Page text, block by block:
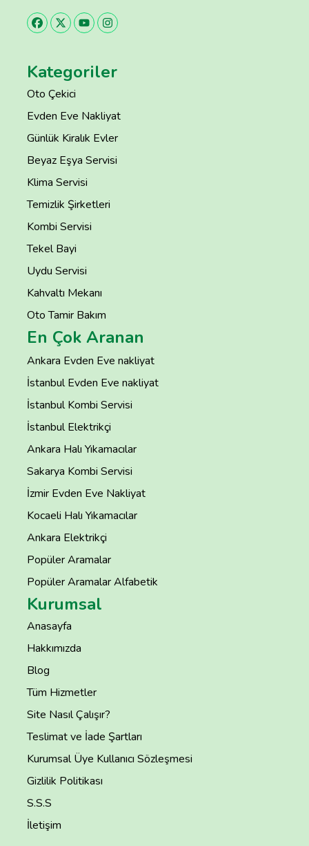
Kategoriler
Oto Çekici
Evden Eve Nakliyat
Günlük Kiralık Evler
Beyaz Eşya Servisi
Klima Servisi
Temizlik Şirketleri
Kombi Servisi
Tekel Bayi
Uydu Servisi
Kahvaltı Mekanı
Oto Tamir Bakım
En Çok Aranan
Ankara Evden Eve nakliyat
İstanbul Evden Eve nakliyat
İstanbul Kombi Servisi
İstanbul Elektrikçi
Ankara Halı Yıkamacılar
Sakarya Kombi Servisi
İzmir Evden Eve Nakliyat
Kocaeli Halı Yıkamacılar
Ankara Elektrikçi
Popüler Aramalar
Popüler Aramalar Alfabetik
Kurumsal
Anasayfa
Hakkımızda
Blog
Tüm Hizmetler
Site Nasıl Çalışır?
Teslimat ve İade Şartları
Kurumsal Üye Kullanıcı Sözleşmesi
Gizlilik Politikası
S.S.S
İletişim